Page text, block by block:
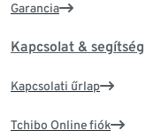
Garancia
Kapcsolat & segítség
Kapcsolati űrlap
Tchibo Online fiók